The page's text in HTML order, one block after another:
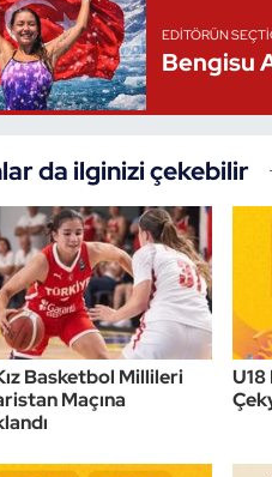
EDITÖRÜN
Bengisu
da ilginizi çekebilir
Basketbol Millileri
Maçına